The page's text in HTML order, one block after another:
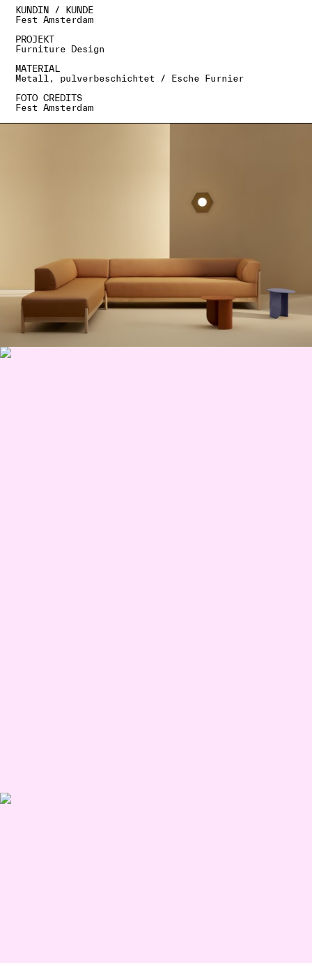
KUNDIN / KUNDE
Fest Amsterdam
PROJEKT
Furniture Design
MATERIAL
Metall, pulverbeschichtet / Esche Furnier
FOTO CREDITS
Fest Amsterdam